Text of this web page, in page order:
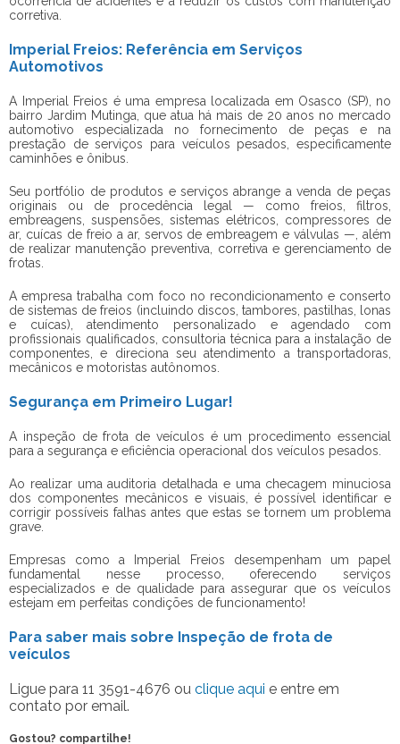
corretiva.
Imperial Freios: Referência em Serviços
Automotivos
A Imperial Freios é uma empresa localizada em Osasco (SP), no
bairro Jardim Mutinga, que atua há mais de 20 anos no mercado
automotivo especializada no fornecimento de peças e na
prestação de serviços para veículos pesados, especificamente
caminhões e ônibus.
Seu portfólio de produtos e serviços abrange a venda de peças
originais ou de procedência legal — como freios, filtros,
embreagens, suspensões, sistemas elétricos, compressores de
ar, cuícas de freio a ar, servos de embreagem e válvulas —, além
de realizar manutenção preventiva, corretiva e gerenciamento de
frotas.
A empresa trabalha com foco no recondicionamento e conserto
de sistemas de freios (incluindo discos, tambores, pastilhas, lonas
e cuícas), atendimento personalizado e agendado com
profissionais qualificados, consultoria técnica para a instalação de
componentes, e direciona seu atendimento a transportadoras,
mecânicos e motoristas autônomos.
Segurança em Primeiro Lugar!
A inspeção de frota de veículos é um procedimento essencial
para a segurança e eficiência operacional dos veículos pesados.
Ao realizar uma auditoria detalhada e uma checagem minuciosa
dos componentes mecânicos e visuais, é possível identificar e
corrigir possíveis falhas antes que estas se tornem um problema
grave.
Empresas como a Imperial Freios desempenham um papel
fundamental nesse processo, oferecendo serviços
especializados e de qualidade para assegurar que os veículos
estejam em perfeitas condições de funcionamento!
Para saber mais sobre Inspeção de frota de
veículos
Ligue para 11 3591-4676 ou clique aqui e entre em
contato por email.
Gostou? compartilhe!